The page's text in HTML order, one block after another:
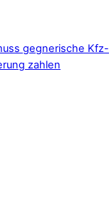
gegnerische Kfz-
zahlen